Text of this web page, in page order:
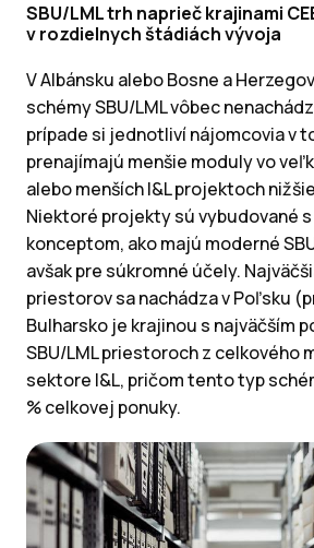
SBU/LML trh naprieč krajinami
v rozdielnych štádiách vývoja
V Albánsku alebo Bosne a
schémy SBU/LML vôbec
prípade si jednotliví nájomcovia v
prenajímajú menšie moduly vo
alebo menších I&L projektoch
Niektoré projekty sú vybudované
konceptom, ako majú moderné
avšak pre súkromné účely.
priestorov sa nachádza v Poľsku
Bulharsko je krajinou s najväčším
SBU/LML priestoroch z celkového
sektore I&L, pričom tento typ
% celkovej ponuky.